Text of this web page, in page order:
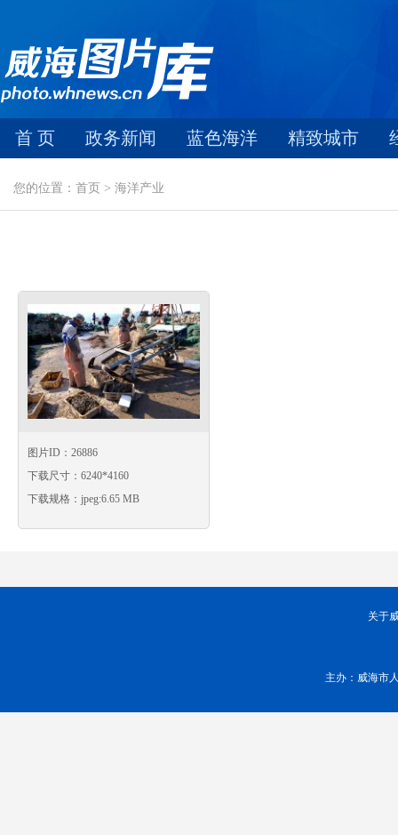
首 页 政务新闻 蓝色海洋 精致城市
您的位置：首页 > 海洋产业
图片ID：26886
下载尺寸：6240*4160
下载规格：jpeg:6.65 MB
关于
主办：威海市